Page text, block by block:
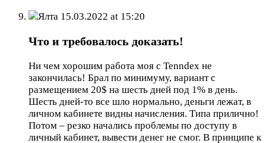
Ялта 15.03.2022 at 15:20
Что и требовалось доказать!
Ни чем хорошим работа моя c Tenndex не
закончилась! Брал по минимуму, вариант с
размещением 20$ на шесть дней под 1% в день.
Шесть дней-то все шло нормально, деньги лежат, в
личном кабинете видны начисления. Типа прилично!
Потом – резко начались проблемы по доступу в
личный кабинет, вывести денег не смог. В принципе к